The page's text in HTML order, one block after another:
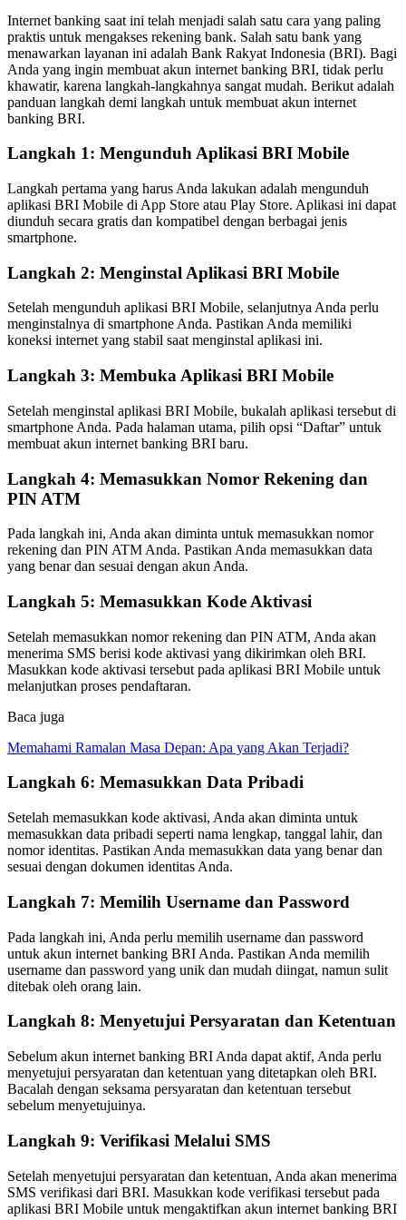
Internet banking saat ini telah menjadi salah satu cara yang paling
praktis untuk mengakses rekening bank. Salah satu bank yang
menawarkan layanan ini adalah Bank Rakyat Indonesia (BRI). Bagi
Anda yang ingin membuat akun internet banking BRI, tidak perlu
khawatir, karena langkah-langkahnya sangat mudah. Berikut adalah
panduan langkah demi langkah untuk membuat akun internet
banking BRI.
Langkah 1: Mengunduh Aplikasi BRI Mobile
Langkah pertama yang harus Anda lakukan adalah mengunduh
aplikasi BRI Mobile di App Store atau Play Store. Aplikasi ini dapat
diunduh secara gratis dan kompatibel dengan berbagai jenis
smartphone.
Langkah 2: Menginstal Aplikasi BRI Mobile
Setelah mengunduh aplikasi BRI Mobile, selanjutnya Anda perlu
menginstalnya di smartphone Anda. Pastikan Anda memiliki
koneksi internet yang stabil saat menginstal aplikasi ini.
Langkah 3: Membuka Aplikasi BRI Mobile
Setelah menginstal aplikasi BRI Mobile, bukalah aplikasi tersebut di
smartphone Anda. Pada halaman utama, pilih opsi “Daftar” untuk
membuat akun internet banking BRI baru.
Langkah 4: Memasukkan Nomor Rekening dan
PIN ATM
Pada langkah ini, Anda akan diminta untuk memasukkan nomor
rekening dan PIN ATM Anda. Pastikan Anda memasukkan data
yang benar dan sesuai dengan akun Anda.
Langkah 5: Memasukkan Kode Aktivasi
Setelah memasukkan nomor rekening dan PIN ATM, Anda akan
menerima SMS berisi kode aktivasi yang dikirimkan oleh BRI.
Masukkan kode aktivasi tersebut pada aplikasi BRI Mobile untuk
melanjutkan proses pendaftaran.
Baca juga
Memahami Ramalan Masa Depan: Apa yang Akan Terjadi?
Langkah 6: Memasukkan Data Pribadi
Setelah memasukkan kode aktivasi, Anda akan diminta untuk
memasukkan data pribadi seperti nama lengkap, tanggal lahir, dan
nomor identitas. Pastikan Anda memasukkan data yang benar dan
sesuai dengan dokumen identitas Anda.
Langkah 7: Memilih Username dan Password
Pada langkah ini, Anda perlu memilih username dan password
untuk akun internet banking BRI Anda. Pastikan Anda memilih
username dan password yang unik dan mudah diingat, namun sulit
ditebak oleh orang lain.
Langkah 8: Menyetujui Persyaratan dan Ketentuan
Sebelum akun internet banking BRI Anda dapat aktif, Anda perlu
menyetujui persyaratan dan ketentuan yang ditetapkan oleh BRI.
Bacalah dengan seksama persyaratan dan ketentuan tersebut
sebelum menyetujuinya.
Langkah 9: Verifikasi Melalui SMS
Setelah menyetujui persyaratan dan ketentuan, Anda akan menerima
SMS verifikasi dari BRI. Masukkan kode verifikasi tersebut pada
aplikasi BRI Mobile untuk mengaktifkan akun internet banking BRI